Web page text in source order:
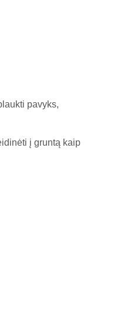
pavyks,
į gruntą kaip